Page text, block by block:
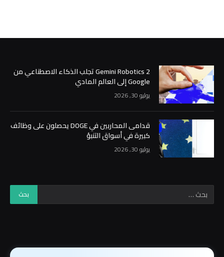
Gemini Robotics 2 تجلب الذكاء الاصطناعي من
Google إلى العالم المادي
يوليو 30, 2026
قدامى المحاربين في DOGE يحصلون على وظائف
كبيرة في أسواق التنبؤ
يوليو 30, 2026